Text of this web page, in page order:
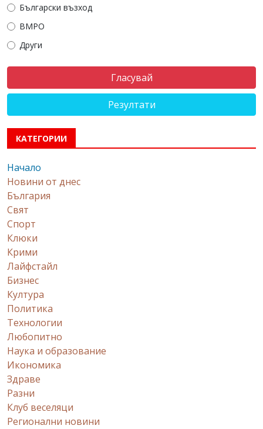
Български възход
ВМРО
Други
Резултати
КАТЕГОРИИ
Начало
Новини от днес
България
Свят
Спорт
Клюки
Крими
Лайфстайл
Бизнес
Култура
Политика
Технологии
Любопитно
Наука и образование
Икономика
Здраве
Разни
Клуб веселяци
Регионални новини